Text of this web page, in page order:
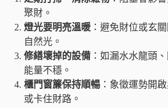
聚財。
燈光要明亮溫暖 ：避免財位或玄
自然光。
修繕壞掉的設備 ：如漏水水龍頭
能量不穩。
櫃門窗簾保持順暢 ：象徵運勢開
或卡住財路。